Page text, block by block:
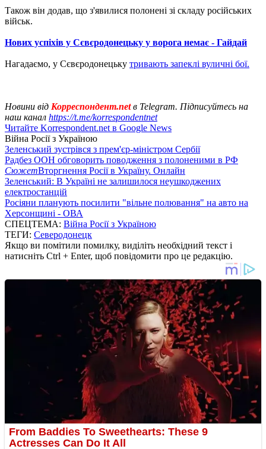
Також він додав, що з'явилися полонені зі складу російських
військ.
Нових успіхів у Сєвєродонецьку у ворога немає - Гайдай
Нагадаємо, у Сєвєродонецьку тривають запеклі вуличні бої.
Новини від Корреспондент.netв Telegram. Підписуйтесь на
наш канал https://t.me/korrespondentnet
Читайте Korrespondent.net в Google News
Війна Росії з Україною
Зеленський зустрівся з прем'єр-міністром Сербії
Радбез ООН обговорить поводження з полоненими в РФ
СюжетВторгнення Росії в Україну. Онлайн
Зеленський: В Україні не залишилося неушкоджених
електростанцій
Росіяни планують посилити "вільне полювання" на авто на
Херсонщині - ОВА
СПЕЦТЕМА: Війна Росії з Україною
ТЕГИ: Северодонецк
Якщо ви помітили помилку, виділіть необхідний текст і
натисніть Ctrl + Enter, щоб повідомити про це редакцію.